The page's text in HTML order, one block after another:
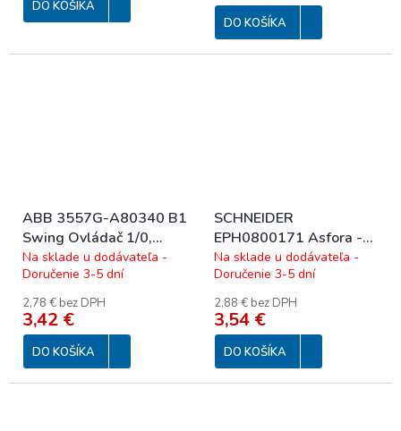
DO KOŠÍKA
DO KOŠÍKA
ABB 3557G-A80340 B1
Swing Ovládač 1/0,
prístroj, kryt; biela
Na sklade u dodávateľa -
Doručenie 3-5 dní
2,78 € bez DPH
3,42 €
DO KOŠÍKA
SCHNEIDER
EPH0800171 Asfora -
Tlačidlo zvonček (1/0)
10A, antracit
Na sklade u dodávateľa -
Doručenie 3-5 dní
2,88 € bez DPH
3,54 €
DO KOŠÍKA